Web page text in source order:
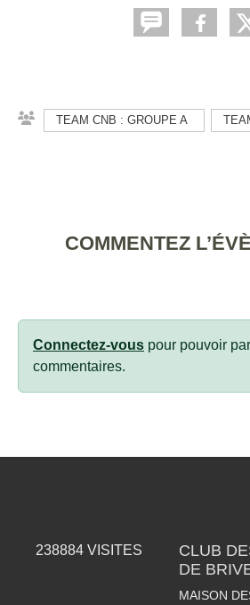
TEAM CNB : GROUPE A
COMMENTEZ
Connectez-vous pour pouvoir
commentaires.
238884 VISITES
CLUB
DE
MAISON